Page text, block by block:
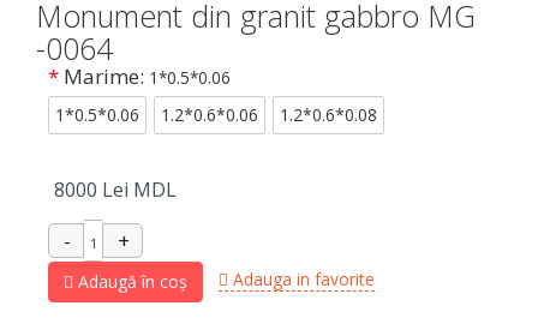
Monument din granit gabbro MG
-0064
* Marime: 1*0.5*0.06
1*0.5*0.06
1.2*0.6*0.06 1.2*0.6*0.08
8000 Lei MDL
Adaugă în coș Adauga in favorite